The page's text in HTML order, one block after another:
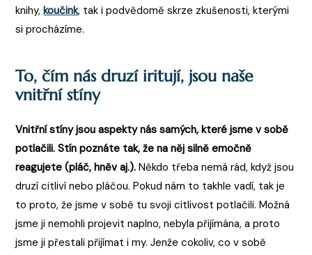
knihy,koučink, tak i podvědomě skrze zkušenosti, kterými
si procházíme.
To, čím nás druzí iritují, jsou naše
vnitřní stíny
Vnitřní stíny jsou aspekty nás samých, které jsme v sobě
potlačili. Stín poznáte tak, že na něj silně emočně
reagujete (pláč, hněv aj.). Někdo třeba nemá rád, když jsou
druzí citliví nebo pláčou. Pokud nám to takhle vadí, tak je
to proto, že jsme v sobě tu svoji citlivost potlačili. Možná
jsme ji nemohli projevit naplno, nebyla přijímána, a proto
jsme ji přestali přijímat i my. Jenže cokoliv, co v sobě